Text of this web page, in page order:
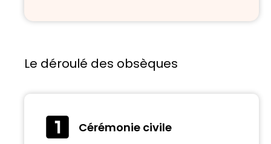
Le déroulé des obsèques
Cérémonie civile